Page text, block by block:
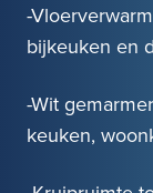
-
bijkeuken en
-Wit
keuken,